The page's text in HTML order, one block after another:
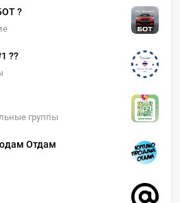
?
??
группы
Отдам